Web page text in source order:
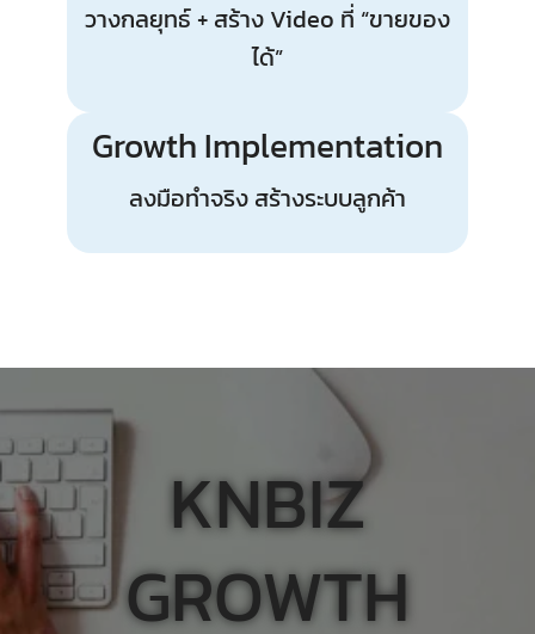
วางกลยุทธ์ + สร้าง Video ที่ “ขายของ
ได้”
Growth Implementation
ลงมือทำจริง สร้างระบบลูกค้า
KNBIZ
GROWTH